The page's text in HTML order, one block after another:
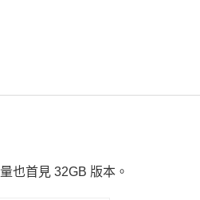
也首見 32GB 版本。